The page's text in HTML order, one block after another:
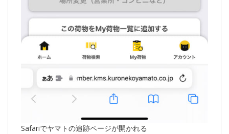
Safariでヤマトの追跡ページが開かれる